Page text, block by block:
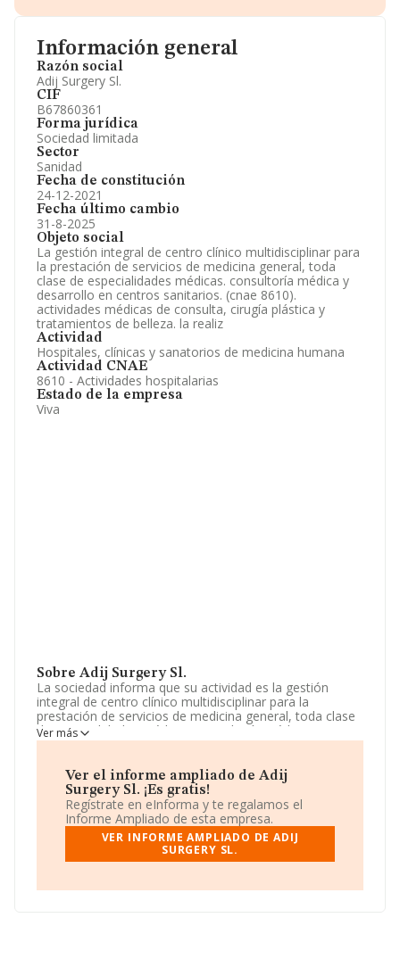
Información general
Razón social
Adij Surgery Sl.
CIF
B67860361
Forma jurídica
Sociedad limitada
Sector
Sanidad
Fecha de constitución
24-12-2021
Fecha último cambio
31-8-2025
Objeto social
La gestión integral de centro clínico multidisciplinar para
la prestación de servicios de medicina general, toda
clase de especialidades médicas. consultoría médica y
desarrollo en centros sanitarios. (cnae 8610).
actividades médicas de consulta, cirugía plástica y
tratamientos de belleza. la realiz
Actividad
Hospitales, clínicas y sanatorios de medicina humana
Actividad CNAE
8610 - Actividades hospitalarias
Estado de la empresa
Viva
Sobre Adij Surgery Sl.
La sociedad informa que su actividad es la gestión
integral de centro clínico multidisciplinar para la
prestación de servicios de medicina general, toda clase
de especialidades médicas. consultoría médica y
desarrollo en centros sanitarios. (cnae 8610).
tratamientos de belleza. la realiz. La empresa es una
Sociedad Limitada. Su actividad CNAE es 'Actividades
hospitalarias' con código 8610. La compañía no tiene
actividad en mercados exteriores.
No ha habido variación en cuanto al número de
empleados con respecto al 2023 y teniendo en cuenta
un número de empleados por debajo de la media de
Ver más
Ver el informe ampliado de Adij
Surgery Sl. ¡Es gratis!
Regístrate en eInforma y te regalamos el
Informe Ampliado de esta empresa.
VER INFORME AMPLIADO DE ADIJ
SURGERY SL.
Información oficial y registral complementaria.